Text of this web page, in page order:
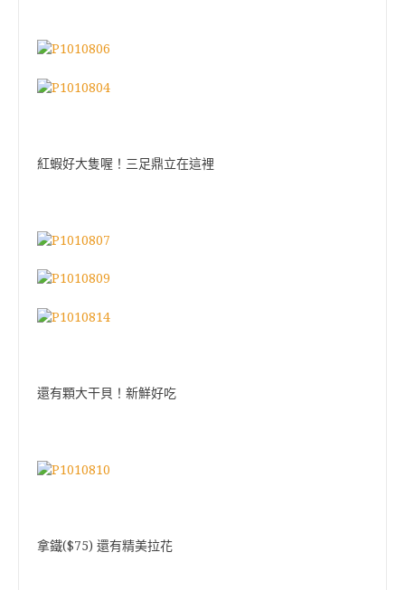
紅蝦好大隻喔！三足鼎立在這裡
還有顆大干貝！新鮮好吃
拿鐵($75) 還有精美拉花